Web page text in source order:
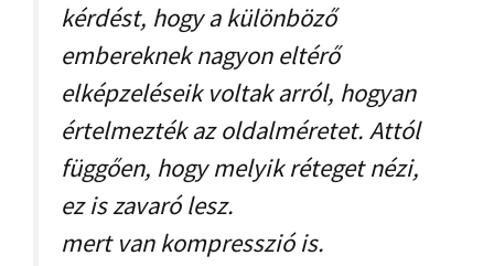
kérdést, hogy a különböző
embereknek nagyon eltérő
elképzeléseik voltak arról, hogyan
értelmezték az oldalméretet. Attól
függően, hogy melyik réteget nézi,
ez is zavaró lesz.
mert van kompresszió is.